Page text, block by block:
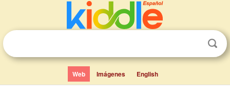
Web Imágenes English